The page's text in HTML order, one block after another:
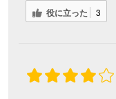
役に立った 3